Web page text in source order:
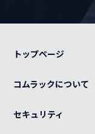
トップページ
コムラックについて
セキュリティ